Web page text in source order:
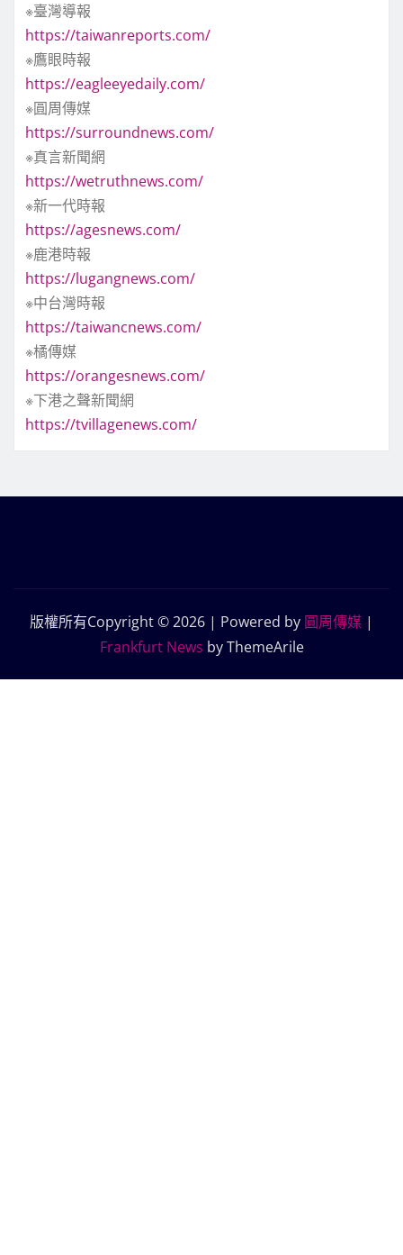
※臺灣導報
https://taiwanreports.com/
※鷹眼時報
https://eagleeyedaily.com/
※圓周傳媒
https://surroundnews.com/
※真言新聞網
https://wetruthnews.com/
※新一代時報
https://agesnews.com/
※鹿港時報
https://lugangnews.com/
※中台灣時報
https://taiwancnews.com/
※橘傳媒
https://orangesnews.com/
※下港之聲新聞網
https://tvillagenews.com/
版權所有Copyright © 2026 | Powered by 圓周傳媒 |
Frankfurt News by ThemeArile